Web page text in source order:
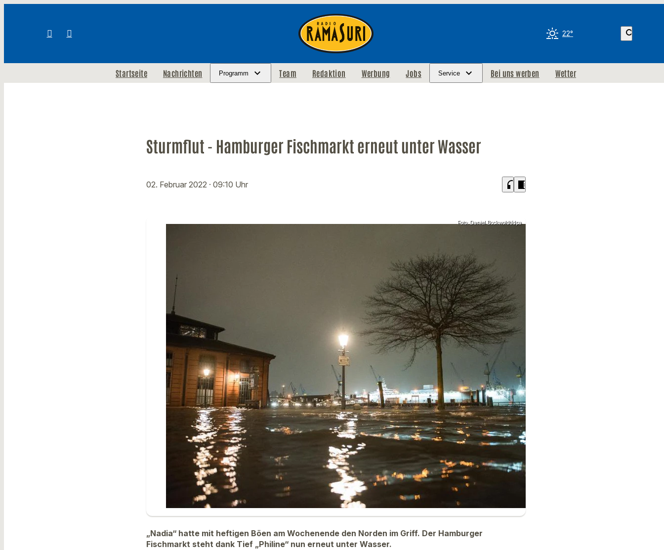
22° search
Startseite Nachrichten Programm Team Redaktion Werbung Jobs Service Bei uns werben Wetter
Sturmflut - Hamburger Fischmarkt erneut unter Wasser
02. Februar 2022 · 09:10 Uhr headphones chrome_reader_mode
Foto: Daniel Bockwoldt/dpa
„Nadia“ hatte mit heftigen Böen am Wochenende den Norden im Griff. Der Hamburger
Fischmarkt steht dank Tief „Philine“ nun erneut unter Wasser.